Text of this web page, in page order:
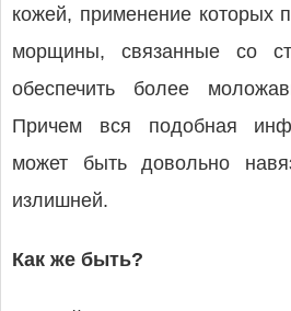
кожей, применение которых
морщины, связанные со
обеспечить более
Причем вся подобная
может быть довольно
излишней.
Как же быть?